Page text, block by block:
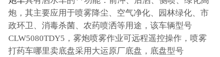
炮，其主要应用于喷雾降尘、空气净化、园林绿化、市
政环卫、消毒杀菌、农药喷洒等用途，该车辆型号
CLW5080TDY5，雾炮喷雾作业可远程遥控操作，喷雾
打药车哪里卖底盘采用大运原厂底盘，底盘型号